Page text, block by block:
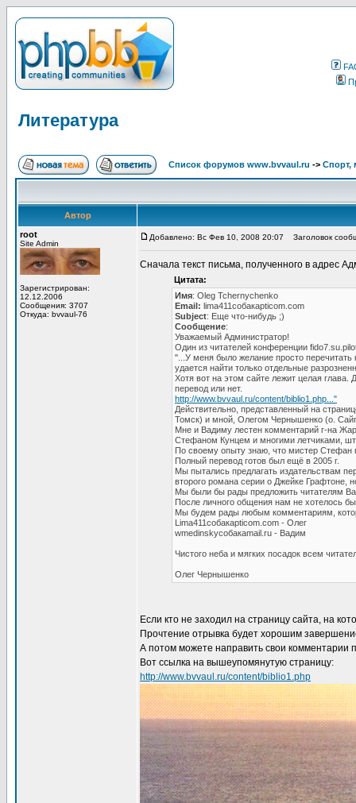
Литература
Список форумов www.bvvaul.ru -> Спорт,
Автор
root
Site Admin
Зарегистрирован:
12.12.2006
Сообщения: 3707
Откуда: bvvaul-76
Добавлено: Вс Фев 10, 2008 20:07 Заголовок
Сначала текст письма, полученного в адрес
Цитата:
Имя: Oleg Tchernychenko
Email: lima411собакаpticom.com
Subject: Еще что-нибудь ;)
Сообщение:
Уважаемый Администратор!
Один из читателей конференции
"...У меня было желание просто
удается найти только отдельные
Хотя вот на этом сайте лежит целая
перевод или нет.
http://www.bvvaul.ru/content/biblio1.php..."
Действительно, представленный на
Томск) и мной, Олегом Чернышенко (о.
Мне и Вадиму лестен комментарий г-на
Стефаном Кунцем и многими летчиками,
По своему опыту знаю, что мистер Стефан
Полный перевод готов был ещё в 2005 г.
Мы пытались предлагать издательствам
второго романа серии о Джейке Графтоне,
Мы были бы рады предложить читателям
После личного общения нам не хотелось бы
Мы будем рады любым комментариям,
Lima411собакаpticom.com - Олег
wmedinskyсобакаmail.ru - Вадим
Чистого неба и мягких посадок всем
Олег Чернышенко
Если кто не заходил на страницу сайта, на
Прочтение отрывка будет хорошим
А потом можете направить свои
Вот ссылка на вышеупомянутую страницу:
http://www.bvvaul.ru/content/biblio1.php